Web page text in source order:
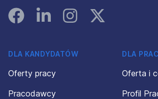
FacebookLinked InInstagramInstagram
DLA KANDYDATÓW
Oferty pracy
Pracodawcy
DLA
Oferta i
Profil